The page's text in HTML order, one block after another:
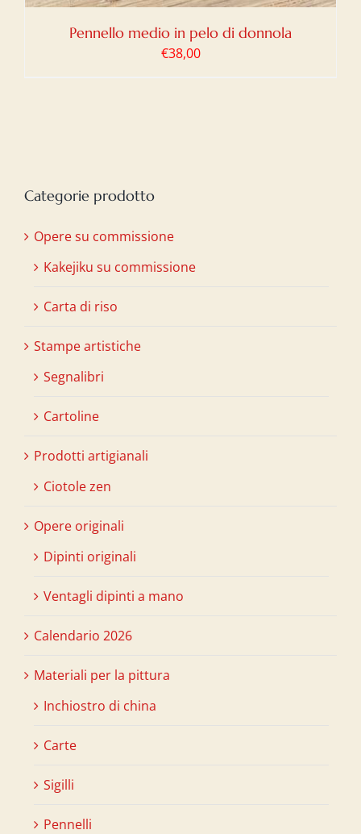
Pennello medio in pelo di donnola
€38,00
Categorie prodotto
Opere su commissione
Kakejiku su commissione
Carta di riso
Stampe artistiche
Segnalibri
Cartoline
Prodotti artigianali
Ciotole zen
Opere originali
Dipinti originali
Ventagli dipinti a mano
Calendario 2026
Materiali per la pittura
Inchiostro di china
Carte
Sigilli
Pennelli